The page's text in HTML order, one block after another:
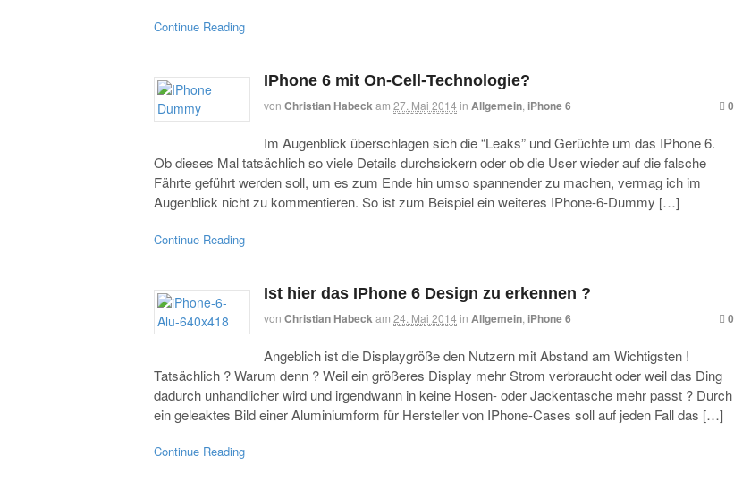
Continue Reading
IPhone 6 mit On-Cell-Technologie?
von Christian Habeckam 27. Mai 2014 in Allgemein iPhone 6 0
Im Augenblick überschlagen sich die “Leaks” und Gerüchte um das IPhone 6.
Ob dieses Mal tatsächlich so viele Details durchsickern oder ob die User wieder auf die falsche
Fährte geführt werden soll, um es zum Ende hin umso spannender zu machen, vermag ich im
Augenblick nicht zu kommentieren. So ist zum Beispiel ein weiteres IPhone-6-Dummy […]
Continue Reading
Ist hier das IPhone 6 Design zu erkennen ?
von Christian Habeckam 24. Mai 2014 in Allgemein iPhone 6 0
Angeblich ist die Displaygröße den Nutzern mit Abstand am Wichtigsten !
Tatsächlich ? Warum denn ? Weil ein größeres Display mehr Strom verbraucht oder weil das Ding
dadurch unhandlicher wird und irgendwann in keine Hosen- oder Jackentasche mehr passt ? Durch
ein geleaktes Bild einer Aluminiumform für Hersteller von IPhone-Cases soll auf jeden Fall das […]
Continue Reading